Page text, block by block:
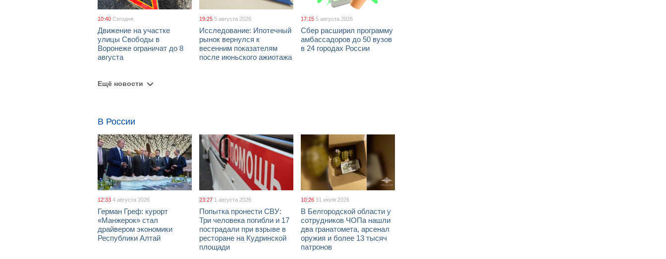
10:40 Сегодня
Движение на участке
улицы Свободы в
Воронеже ограничат до 8
августа
19:25 5 августа 2026
Исследование: Ипотечный
рынок вернулся к
весенним показателям
после июньского ажиотажа
17:15 5 августа 2026
Сбер расширил программу
амбассадоров до 50 вузов
в 24 городах России
Ещё новости
В России
12:33 4 августа 2026
Герман Греф: курорт
«Манжерок» стал
драйвером экономики
Республики Алтай
23:27 1 августа 2026
Попытка пронести СВУ:
Три человека погибли и 17
пострадали при взрыве в
ресторане на Кудринской
площади
10:26 31 июля 2026
В Белгородской области у
сотрудников ЧОПа нашли
два гранатомета, арсенал
оружия и более 13 тысяч
патронов